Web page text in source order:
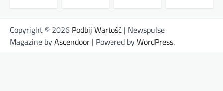
Copyright © 2026 Podbij Wartość | Newspulse
Magazine byAscendoor | Powered byWordPress.